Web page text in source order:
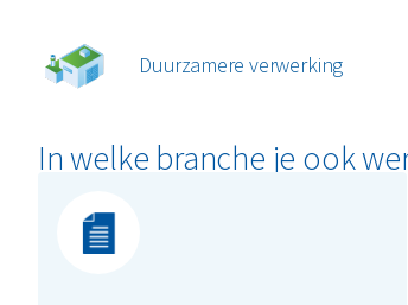
Duurzamere verwerking
In welke branche je ook